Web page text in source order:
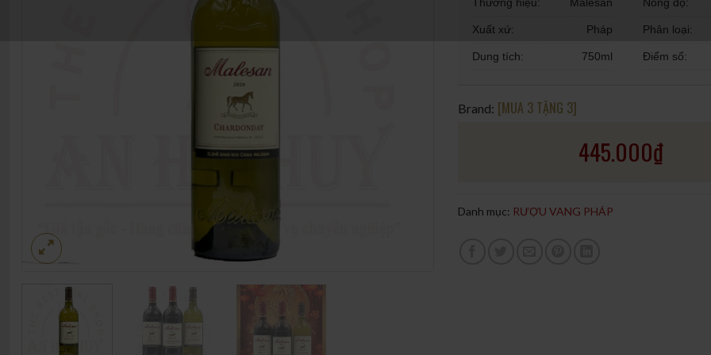
Xuất xứ: Pháp
Dung tích: 750ml
Phân loại:
Điểm số:
Brand: [MUA 3 TẶNG 3]
445.000₫
Danh mục: RƯỢU VANG PHÁP